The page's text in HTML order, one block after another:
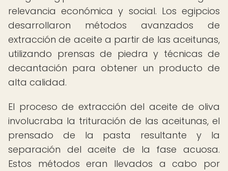
relevancia económica y social. Los egipcios
desarrollaron métodos avanzados de
extracción de aceite a partir de las aceitunas,
utilizando prensas de piedra y técnicas de
decantación para obtener un producto de
alta calidad.
El proceso de extracción del aceite de oliva
involucraba la trituración de las aceitunas, el
prensado de la pasta resultante y la
separación del aceite de la fase acuosa.
Estos métodos eran llevados a cabo por